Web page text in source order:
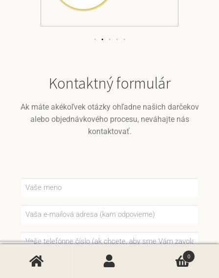
Kontaktný formulár
Ak máte akékoľvek otázky ohľadne našich darčekov
alebo objednávkového procesu, neváhajte nás
kontaktovať.
0